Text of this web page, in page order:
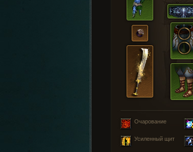
Очарование
Усиленный щит